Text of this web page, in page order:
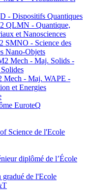
- Dispositifs Quantiques
QLMN - Quantique,
et Nanosciences
SMNO - Science des
Nano-Objets
Mech - Maj. Solids -
Mech - Maj. WAPE -
et Energies
EuroteQ
Science de l'Ecole
diplômé de l’École
de l'Ecole